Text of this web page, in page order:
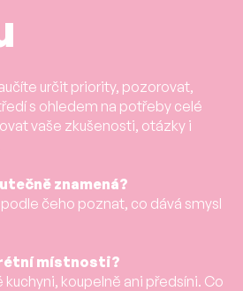
určit priority, pozorovat,
s ohledem na potřeby celé
vaše zkušenosti, otázky i
znamená?
čeho poznat, co dává smysl
místnosti?
koupelně ani předsíni. Co